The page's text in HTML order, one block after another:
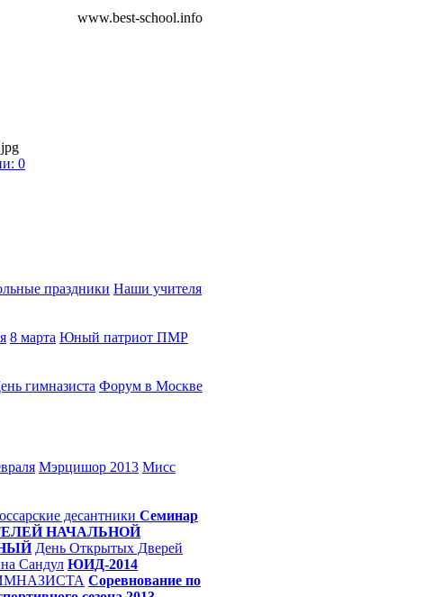
www.best-school.info
0
праздники Наши учителя
8 марта Юный патриот ПМР
гимназиста Форум в Москве
Мэрцишор 2013 Мисс
десантники Семинар
НАЧАЛЬНОЙ
День Открытых Дверей
Сандул ЮИД-2014
Соревнование по